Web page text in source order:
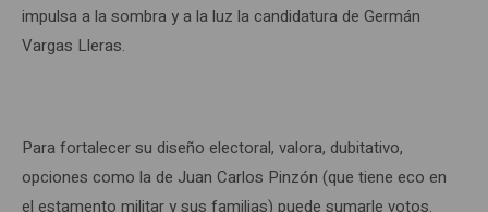
impulsa a la sombra y a la luz la candidatura de Germán
Vargas Lleras.
Para fortalecer su diseño electoral, valora, dubitativo,
opciones como la de Juan Carlos Pinzón (que tiene eco en
el estamento militar y sus familias) puede sumarle votos.